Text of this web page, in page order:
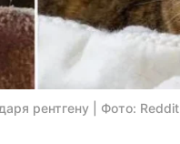
рентгену | Фото: Reddit